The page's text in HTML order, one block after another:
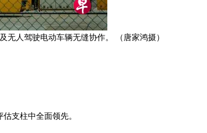
人驾驶电动车辆无缝协作。 （唐家鸿摄）
支柱中全面领先。